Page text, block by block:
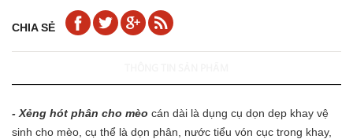
CHIA SẺ
- Xẻng hót phân cho mèo cán dài là dụng cụ dọn dẹp khay vệ
sinh cho mèo, cụ thể là dọn phân, nước tiểu vón cục trong khay,